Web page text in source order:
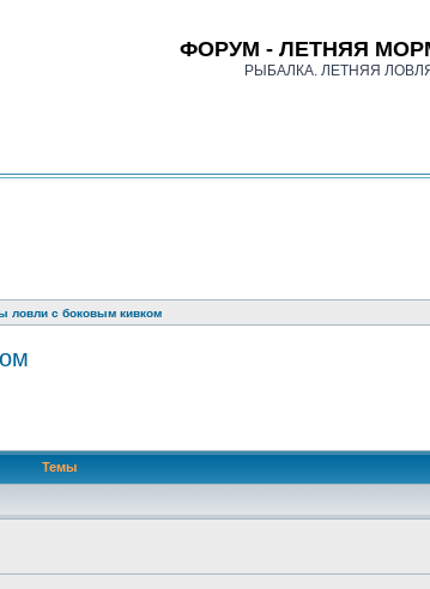
ФОРУМ - ЛЕТНЯЯ
РЫБАЛКА. ЛЕТНЯЯ
ловли с боковым кивком
поиск
Темы